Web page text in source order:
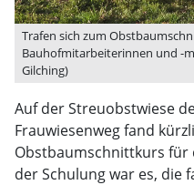
Trafen sich zum
Bauhofmitarbeiterinnen und -
Gilching)
Auf der Streuobstwiese
Frauwiesenweg fand
Obstbaumschnittkurs für
der Schulung war es, die